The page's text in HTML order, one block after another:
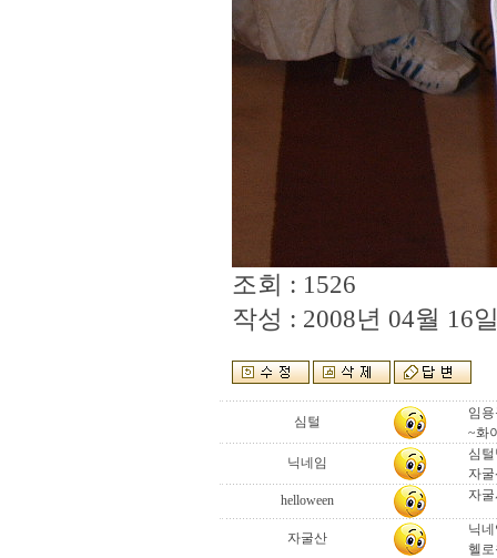
조회 : 1526
작성 : 2008년 04월 16
심털
임
~화
닉네임
심
자
helloween
자
자굴산
닉
헬로